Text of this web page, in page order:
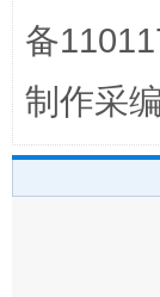
备
制作采